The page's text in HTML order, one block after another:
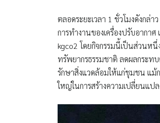
ตลอดระยะเวลา 1 ชั่วโมงดังกล่
การทำงานของเครื่องปรับอากา
kgco2 โดยกิจกรรมนี้เป็นส่วนหนึ่
ทรัพยากรธรรมชาติ ลดผลกระท
รักษาสิ่งแวดล้อมให้แก่ชุมชน แม้
ใหญ่ในการสร้างความเปลี่ยนแ